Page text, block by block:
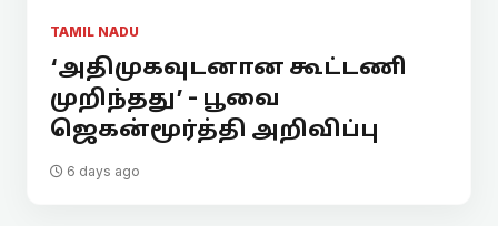
TAMIL NADU
‘அதிமுகவுடனான கூட்டணி
முறிந்தது’ - பூவை
ஜெகன்மூர்த்தி அறிவிப்பு
6 days ago